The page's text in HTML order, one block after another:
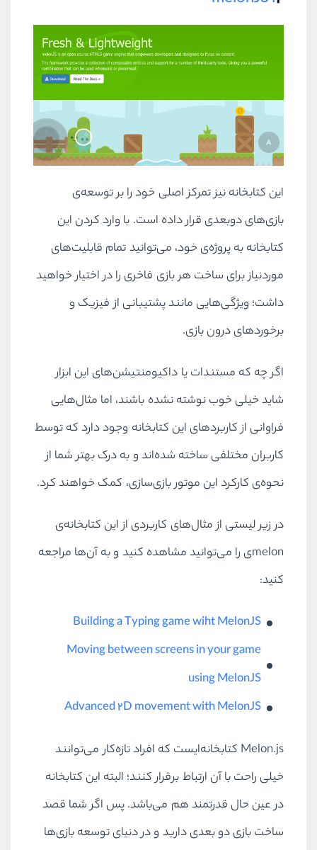
این کتابخانه نیز تمرکز اصلی خود را بر توسعه‌ی
بازی‌های دوبعدی قرار داده است. با وارد کردن این
کتابخانه به پروژه‌ی خود، می‌توانید تمام قابلیت‌های
موردنیاز برای ساخت هر بازی فاخری را در اختیار خواهید
داشت؛ ویژگی‌هایی مانند پشتیبانی از فیزیک و
برخوردهای درون بازی.
اگر چه که مستندات یا داکیومنتیشن‌های این ابزار
شاید خیلی خوب نوشته نشده باشند،‌ اما مثال‌هایی
فراوانی از کاربردهای این کتابخانه وجود دارد که توسط
کاربران مختلفی ساخته شده‌اند و به درک بهتر شما از
نحوه‌ی کارکرد این موتور بازی‌سازی، کمک خواهند کرد.
در زیر لیستی از مثال‌های کاربردی از این کتابخانه‌ی
melonی را می‌توانید مشاهده کنید و به آن‌ها مراجعه
کنید:
Building a Typing game wiht MelonJS
Moving between screens in your game
using MelonJS
Advanced 2D movement with MelonJS
Melon.js کتابخانه‌ایست که افراد تازه‌کار می‌توانند
خیلی راحت با آن ارتباط برقرار کنند؛ البته این کتابخانه
در عین حال قدرتمند هم می‌باشد. پس اگر شما قصد
ساخت بازی دو بعدی دارید و در دنیای توسعه بازی‌ها